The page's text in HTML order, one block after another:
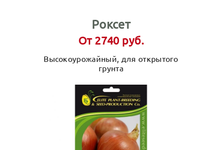
Роксет
От 2740 руб.
Высокоурожайный, для открытого
грунта